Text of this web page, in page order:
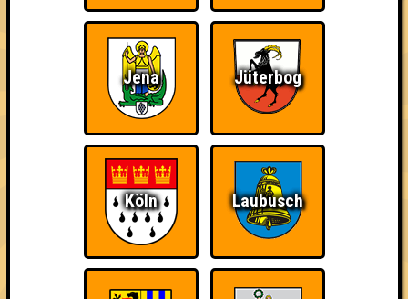
1. ohne digitierende Tentakelpikachuchen
aufgeschmissen
18 18 55
Jena Jüterbog
Köln Laubusch